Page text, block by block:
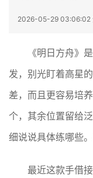
2026-05-29 03:06:02
《明日方舟》
发，别光盯着高星
差，而且更容易培
个，其余位置留给
细说说具体练哪些
最近这款手借